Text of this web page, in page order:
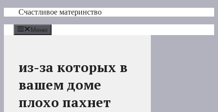
Перейти
содержимому
Счастливое материнство
Меню
из-за которых в
вашем доме
плохо пахнет